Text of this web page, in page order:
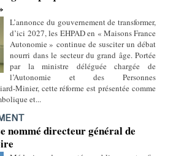
L’annonce du gouvernement de transformer,
d’ici 2027, les EHPAD en « Maisons France
Autonomie » continue de susciter un débat
nourri dans le secteur du grand âge. Portée
par la ministre déléguée chargée de
l’Autonomie et des Personnes
Minier, cette réforme est présentée comme
et...
nommé directeur général de